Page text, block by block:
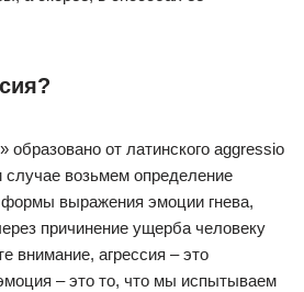
образовано от латинского aggressio
возьмем определение
формы выражения эмоции гнева,
причинение ущерба человеку
внимание, агрессия – это
– это то, что мы испытываем